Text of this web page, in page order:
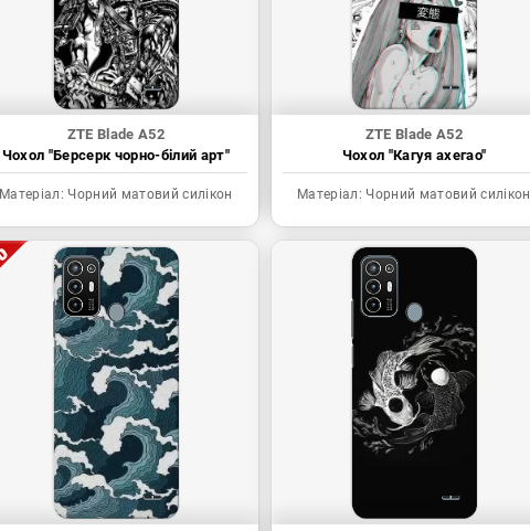
ZTE Blade A52
Чохол "Берсерк чорно-білий арт"
Матеріал: Чорний матовий силікон
ZTE Blade A52
Чохол "Кагуя ахегао"
Матеріал: Чорний матовий силікон